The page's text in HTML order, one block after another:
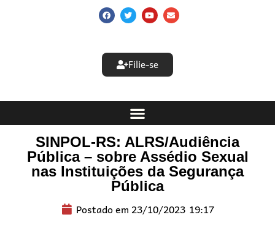
Filie-se
SINPOL-RS: ALRS/Audiência
Pública – sobre Assédio Sexual
nas Instituições da Segurança
Pública
Postado em 23/10/2023 19:17